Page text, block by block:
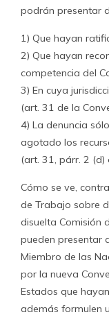
podrán presentar
1) Que hayan
2) Que hayan
competencia del
3) En cuya
(art. 31 de la
4) La denuncia
agotado los
(art. 31, párr. 2 (d)
Cómo se ve,
de Trabajo sobre
disuelta Comisión
pueden presentar
Miembro de las
por la nueva
Estados que
además formulen